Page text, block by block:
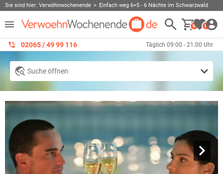
Sie sind hier: Verwöhnwochenende Einfach weg 6=5 - 6 Nächte im Schwarzwald
0 0
02065 / 49 ‌99 116 Täglich 09:00 - 21:00 Uhr
Suche öffnen